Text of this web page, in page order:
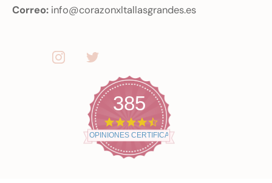
Correo: info@corazonxltallasgrandes.es
385
4
.
7
OPINIONES CERTIFICADAS